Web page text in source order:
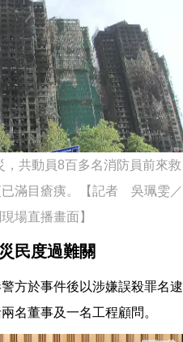
共動員8百多名消防員前來救
已滿目瘡痍。【記者 吳珮雯／
場直播畫面】
民度過難關
方於事件後以涉嫌誤殺罪名逮
名董事及一名工程顧問。